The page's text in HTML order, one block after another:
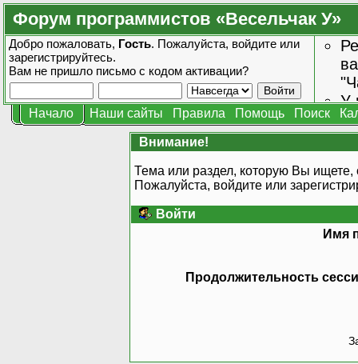
Форум программистов «Весельчак У»
Добро пожаловать, Гость. Пожалуйста, войдите или
зарегистрируйтесь.
Вам не пришло письмо с кодом активации?
У
Начало Наши сайты Правила Помощь Поиск
Внимание!
Тема или раздел, которую Вы ищете,
Пожалуйста, войдите или
Войти
Имя
Продолжительность